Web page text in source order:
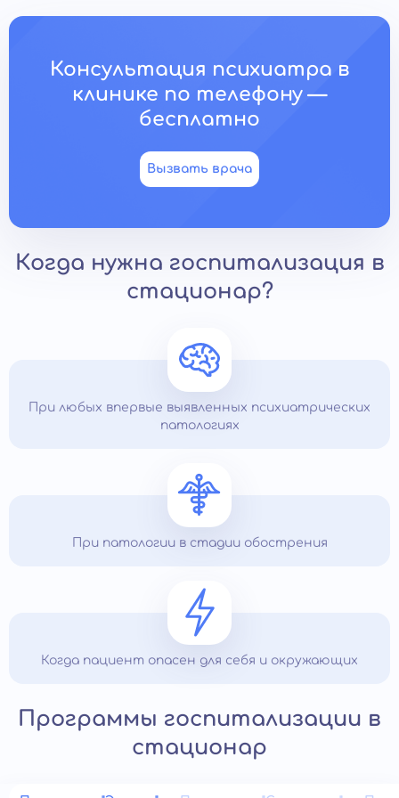
Консультация психиатра в
клинике по телефону —
бесплатно
Вызвать врача
Когда нужна госпитализация в
стационар?
При любых впервые выявленных психиатрических
патологиях
При патологии в стадии обострения
Когда пациент опасен для себя и окружающих
Программы госпитализации в
стационар